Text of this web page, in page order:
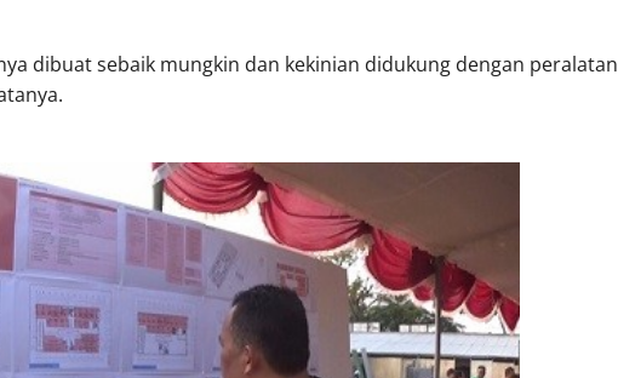
dibuat sebaik mungkin dan kekinian didukung dengan peralatan